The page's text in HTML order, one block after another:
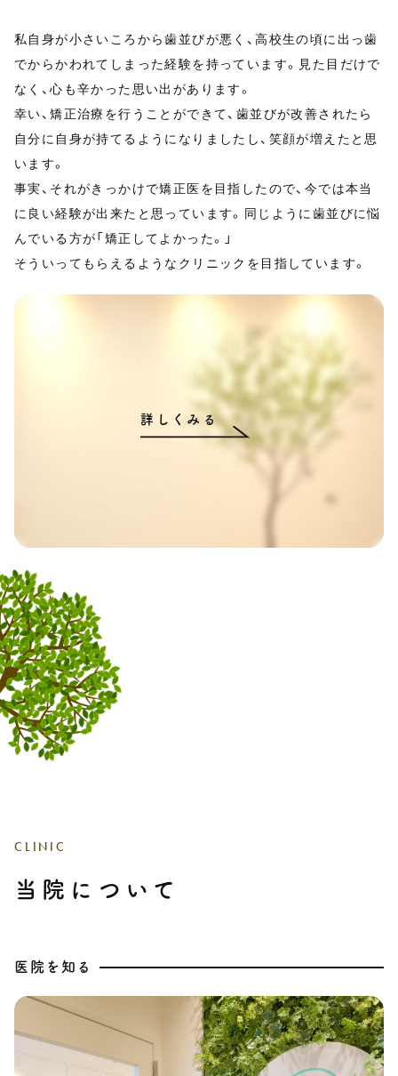
私自身が小さいころから歯並びが悪く、高校生の頃に出っ歯
でからかわれてしまった経験を持っています。見た目だけで
なく、心も辛かった思い出があります。
幸い、矯正治療を行うことができて、歯並びが改善されたら
自分に自身が持てるようになりましたし、笑顔が増えたと思
います。
事実、それがきっかけで矯正医を目指したので、今では本当
に良い経験が出来たと思っています。同じように歯並びに悩
んでいる方が「矯正してよかった。」
そういってもらえるようなクリニックを目指しています。
詳しくみる
CLINIC
当院について
医院を知る